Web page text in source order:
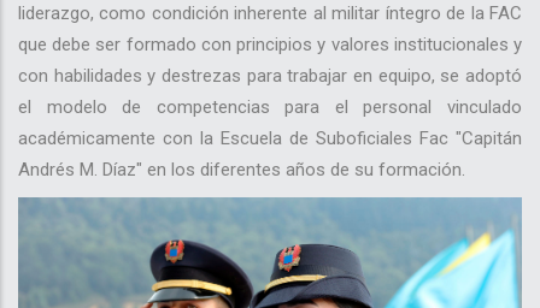
liderazgo, como condición inherente al militar íntegro de la FAC
que debe ser formado con principios y valores institucionales y
con habilidades y destrezas para trabajar en equipo, se adoptó
el modelo de competencias para el personal vinculado
académicamente con la Escuela de Suboficiales Fac "Capitán
Andrés M. Díaz" en los diferentes años de su formación.